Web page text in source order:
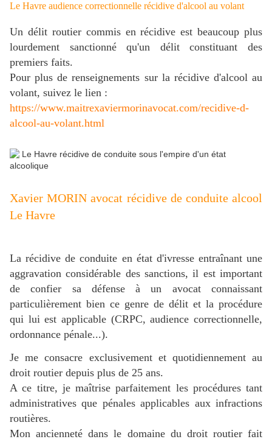
Le Havre audience correctionnelle récidive d'alcool au volant
Un délit routier commis en récidive est beaucoup plus
lourdement sanctionné qu'un délit constituant des
premiers faits.
Pour plus de renseignements sur la récidive d'alcool au
volant, suivez le lien :
https://www.maitrexaviermorinavocat.com/recidive-d-
alcool-au-volant.html
Xavier MORIN avocat récidive de conduite alcool
Le Havre
La récidive de conduite en état d'ivresse entraînant une
aggravation considérable des sanctions, il est important
de confier sa défense à un avocat connaissant
particulièrement bien ce genre de délit et la procédure
qui lui est applicable (CRPC, audience correctionnelle,
ordonnance pénale...).
Je me consacre exclusivement et quotidiennement au
droit routier depuis plus de 25 ans.
A ce titre, je maîtrise parfaitement les procédures tant
administratives que pénales applicables aux infractions
routières.
Mon ancienneté dans le domaine du droit routier fait